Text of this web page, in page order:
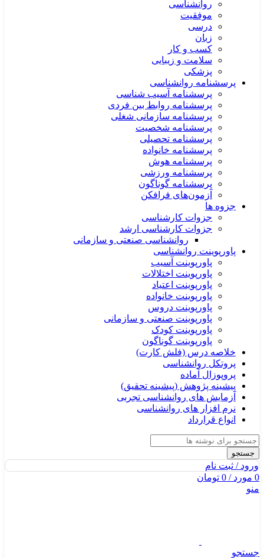
روانشناسی
موفقیت
درسی
زبان
کسب و کار
سلامت و زیبایی
پزشکی
پرسشنامه روانشناسی
پرسشنامه آسیب شناسی
پرسشنامه روابط بین فردی
پرسشنامه سازمانی شغلی
پرسشنامه شخصیت
پرسشنامه تحصیلی
پرسشنامه خانواده
پرسشنامه هوش
پرسشنامه ورزشی
پرسشنامه گوناگون
آزمون‌های فرافکن
جزوه ها
جزوات کارشناسی
جزوات کارشناسی ارشد
روانشناسی صنعتی و سازمانی
پاورپوینت روانشناسی
پاورپوینت آسیب
پاورپوینت اختلالات
پاورپوینت اعتیاد
پاورپوینت خانواده
پاورپوینت دروس
پاورپوینت صنعتی و سازمانی
پاورپوینت کودک
پاورپوینت گوناگون
خلاصه درس (فلش کارت)
پروتکل روانشناسی
پروپوزال آماده
پیشینه پژوهش (پیشینه تحقیق)
آزمایش های روانشناسی تجربی
نرم افزار های روانشناسی
انواع قرارداد
جستجو
ورود / ثبت نام
0 مورد/
0 تومان
منو
جستجو